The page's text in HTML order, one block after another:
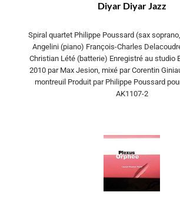
Diyar Diyar Jazz
Spiral quartet Philippe Poussard (sax
Angelini (piano) François-Charles
Christian Lété (batterie) Enregistré au studio
2010 par Max Jesion, mixé par Corentin
montreuil Produit par Philippe Poussard
AK1107-2